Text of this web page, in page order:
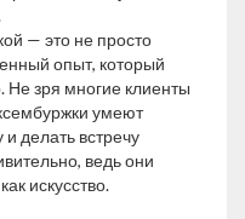
— это не просто
опыт, который
Не зря многие клиенты
умеют
делать встречу
ведь они
искусство.